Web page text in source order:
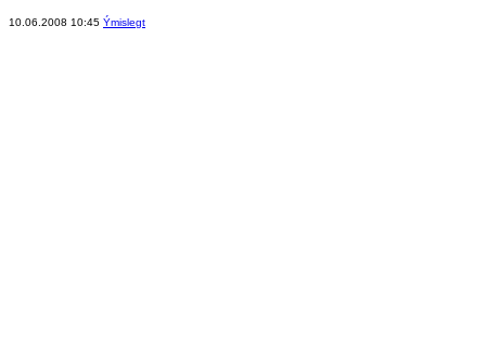
10.06.2008 10:45 Ýmislegt